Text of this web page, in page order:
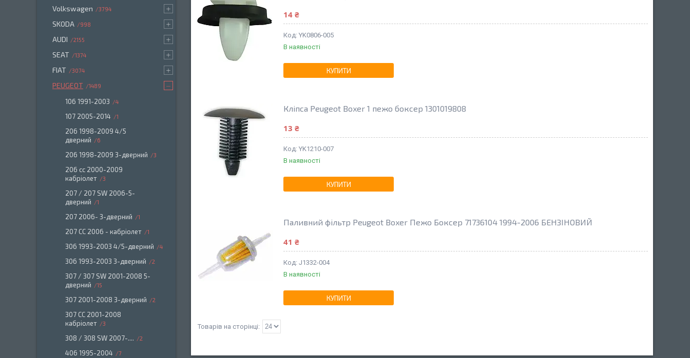
14 ₴
YK0806-005
В наявності
КУПИТИ
Кліпса Peugeot Boxer 1 пежо боксер 1301019808
13 ₴
YK1210-007
В наявності
КУПИТИ
Паливний фільтр Peugeot Boxer Пежо Боксер 71736104 1994-2006 БЕНЗІНОВИЙ
41 ₴
J1332-004
В наявності
КУПИТИ
Volkswagen 3794
SKODA 998
AUDI 2155
SEAT 1374
FIAT 3074
PEUGEOT 1489
106 1991-2003 4
107 2005-2014 1
206 1998-2009 4/5
дверний
6
206 1998-2009 3-дверний 3
206 сс 2000-2009
кабріолет
3
207 / 207 SW 2006-5-
дверний
1
207 2006- 3-дверний 1
207 СС 2006 - кабріолет 1
306 1993-2003 4/5-дверний 4
306 1993-2003 3-дверний 2
307 / 307 SW 2001-2008 5-
дверний
15
307 2001-2008 3-дверний 2
307 СС 2001-2008
кабріолет
3
308 / 308 SW 2007-.... 2
406 1995-2004 7